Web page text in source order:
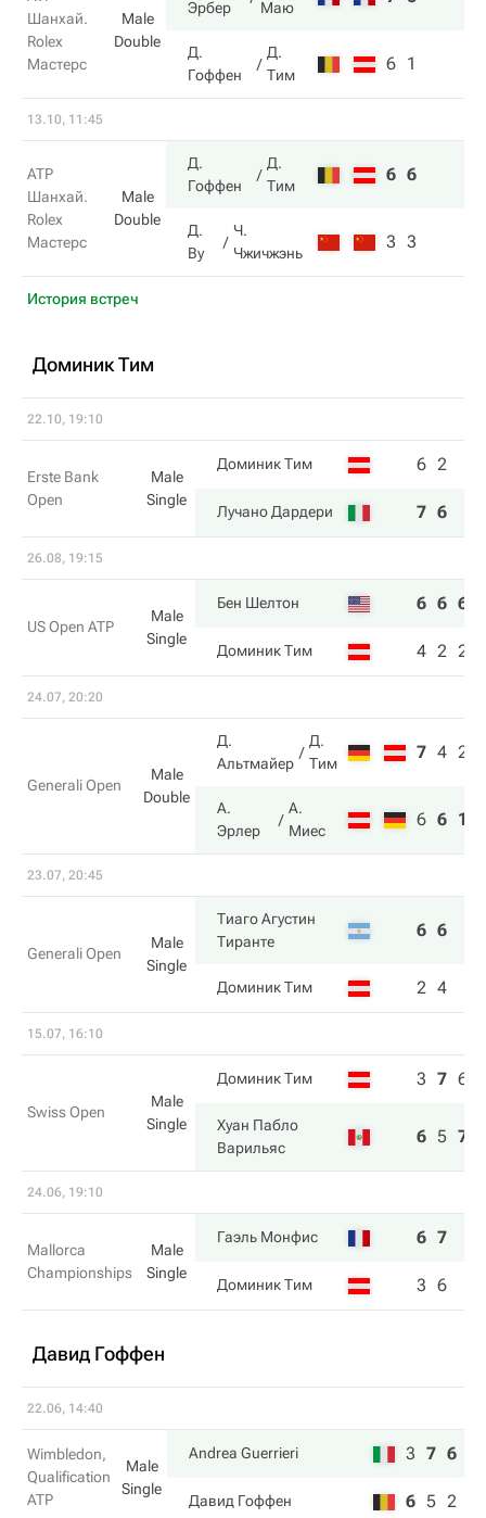
Шанхай.
Rolex
Мастерс
Male
Double
Эрбер
Маю
Д.
Гоффен
Д.
Тим
6 1
13.10, 11:45
ATP
Шанхай.
Rolex
Мастерс
Male
Double
Д.
Гоффен
Д.
Тим
6 6
Д.
Ву
Ч.
Чжичжэнь
3 3
История встреч
Доминик Тим
22.10, 19:10
Erste Bank
Open
Male
Single
Доминик Тим 6 2
Лучано Дардери 7 6
26.08, 19:15
US Open ATP
Male
Single
Бен Шелтон 6 6 6
Доминик Тим 4 2 2
24.07, 20:20
Generali Open
Male
Double
Д.
Альтмайер
Д.
Тим
7 4 2
А.
Эрлер
А.
Миес
6 6 10
23.07, 20:45
Generali Open
Male
Single
Тиаго Агустин
Тиранте
6 6
Доминик Тим 2 4
15.07, 16:10
Swiss Open
Male
Single
Доминик Тим 3 7 6
Хуан Пабло
Варильяс
6 5 7
24.06, 19:10
Mallorca
Championships
Male
Single
Гаэль Монфис 6 7
Доминик Тим 3 6
Давид Гоффен
22.06, 14:40
Wimbledon,
Qualification
ATP
Male
Single
Andrea Guerrieri 3 7 6
Давид Гоффен 6 5 2